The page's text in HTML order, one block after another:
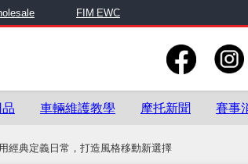
FIM EWC
車輛維護教學 摩托新聞 賽事
經典定義日常，打造風格移動新選擇